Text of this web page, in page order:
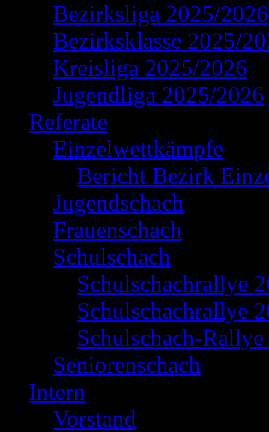
Bezirksliga 2025/2026
Bezirksklasse 2025/
Kreisliga 2025/2026
Jugendliga 2025/2026
Referate
Einzelwettkämpfe
Bericht Bezirk
Jugendschach
Frauenschach
Schulschach
Schulschachrallye
Schulschachrallye
Schulschach-
Seniorenschach
Intern
Vorstand